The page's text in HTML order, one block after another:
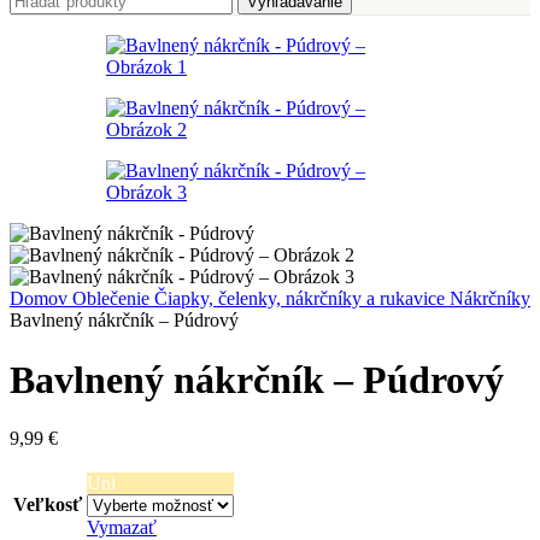
Domov Oblečenie Čiapky, čelenky, nákrčníky a rukavice Nákrčníky
Bavlnený nákrčník – Púdrový
Bavlnený nákrčník – Púdrový
9,99 €
Veľkosť
Uni
Vymazať